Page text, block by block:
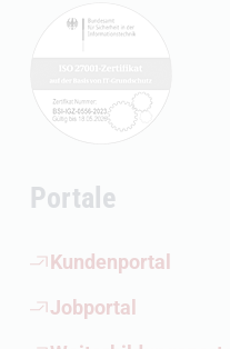
Portale
Kundenportal
(Öffnet externen Link)
Jobportal
(Öffnet externen Link)